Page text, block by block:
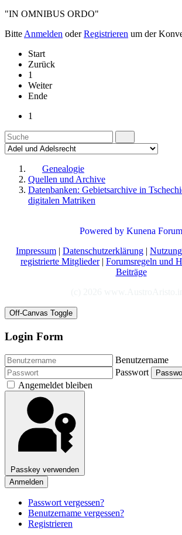
"IN OMNIBUS ORDO"
Bitte Anmelden oderRegistrieren um der
Start
Zurück
1
Weiter
Ende
1
Genealogie
Quellen und Archive
Datenbanken: Gebietsarchive in
digitalen Matriken
Powered by Kunena Forum
Impressum | Datenschutzerklärung |
registrierte Mitglieder| Forumsregeln und
Beiträge
Off-Canvas Toggle
Login Form
Benutzername
Passwort
Angemeldet bleiben
Passkey verwenden
Anmelden
Passwort vergessen?
Benutzername vergessen?
Registrieren